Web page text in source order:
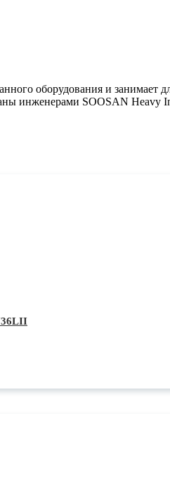
оборудования и занимает
инженерами SOOSAN Heavy